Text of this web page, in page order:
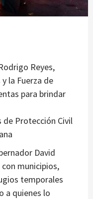
Reyes,
la Fuerza de
para brindar
de Protección Civil
David
municipios,
temporales
a quienes lo